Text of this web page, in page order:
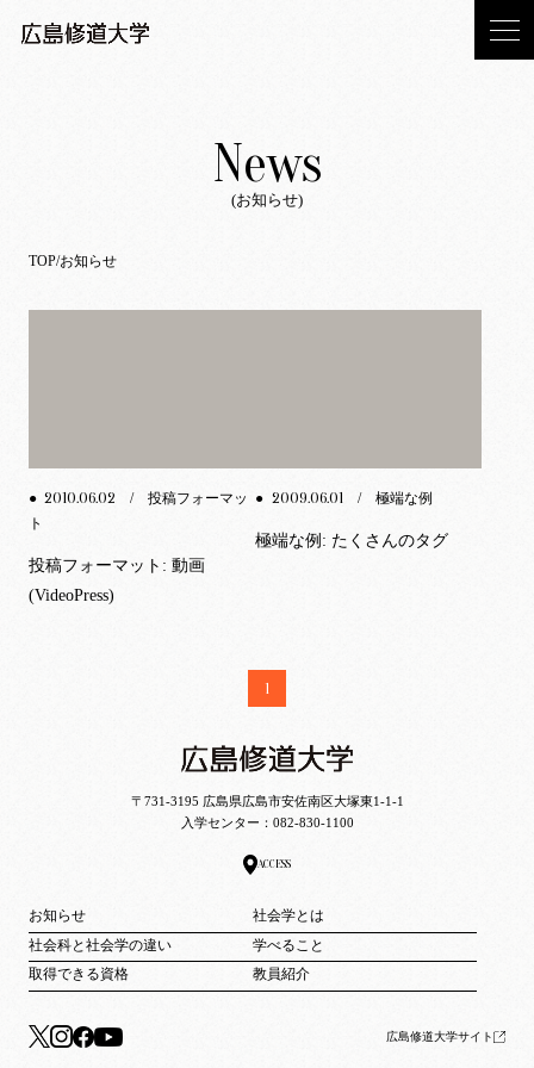
News
(お知らせ)
TOP お知らせ
● 2010.06.02
/ 投稿フォーマッ
ト
投稿フォーマット: 動画
(VideoPress)
● 2009.06.01/ 極端な例
極端な例: たくさんのタグ
1
〒731-3195 広島県広島市安佐南区大塚東1-1-1
入学センター： 082-830-1100
ACCESS
お知らせ
社会学とは
社会科と社会学の違い
学べること
取得できる資格
教員紹介
広島修道大学サイト